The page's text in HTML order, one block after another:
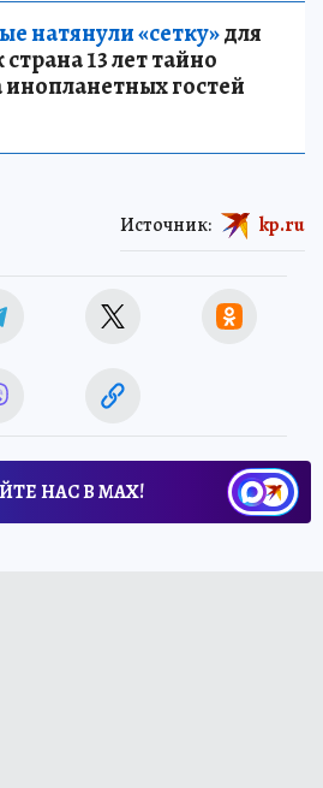
натянули «сетку»для
13 лет тайно
инопланетных гостей
Источник: kp.ru
НАС В МАХ!